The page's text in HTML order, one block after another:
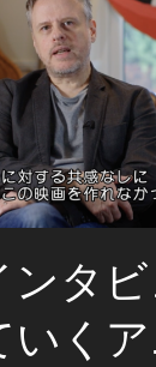
ンタビ
いく